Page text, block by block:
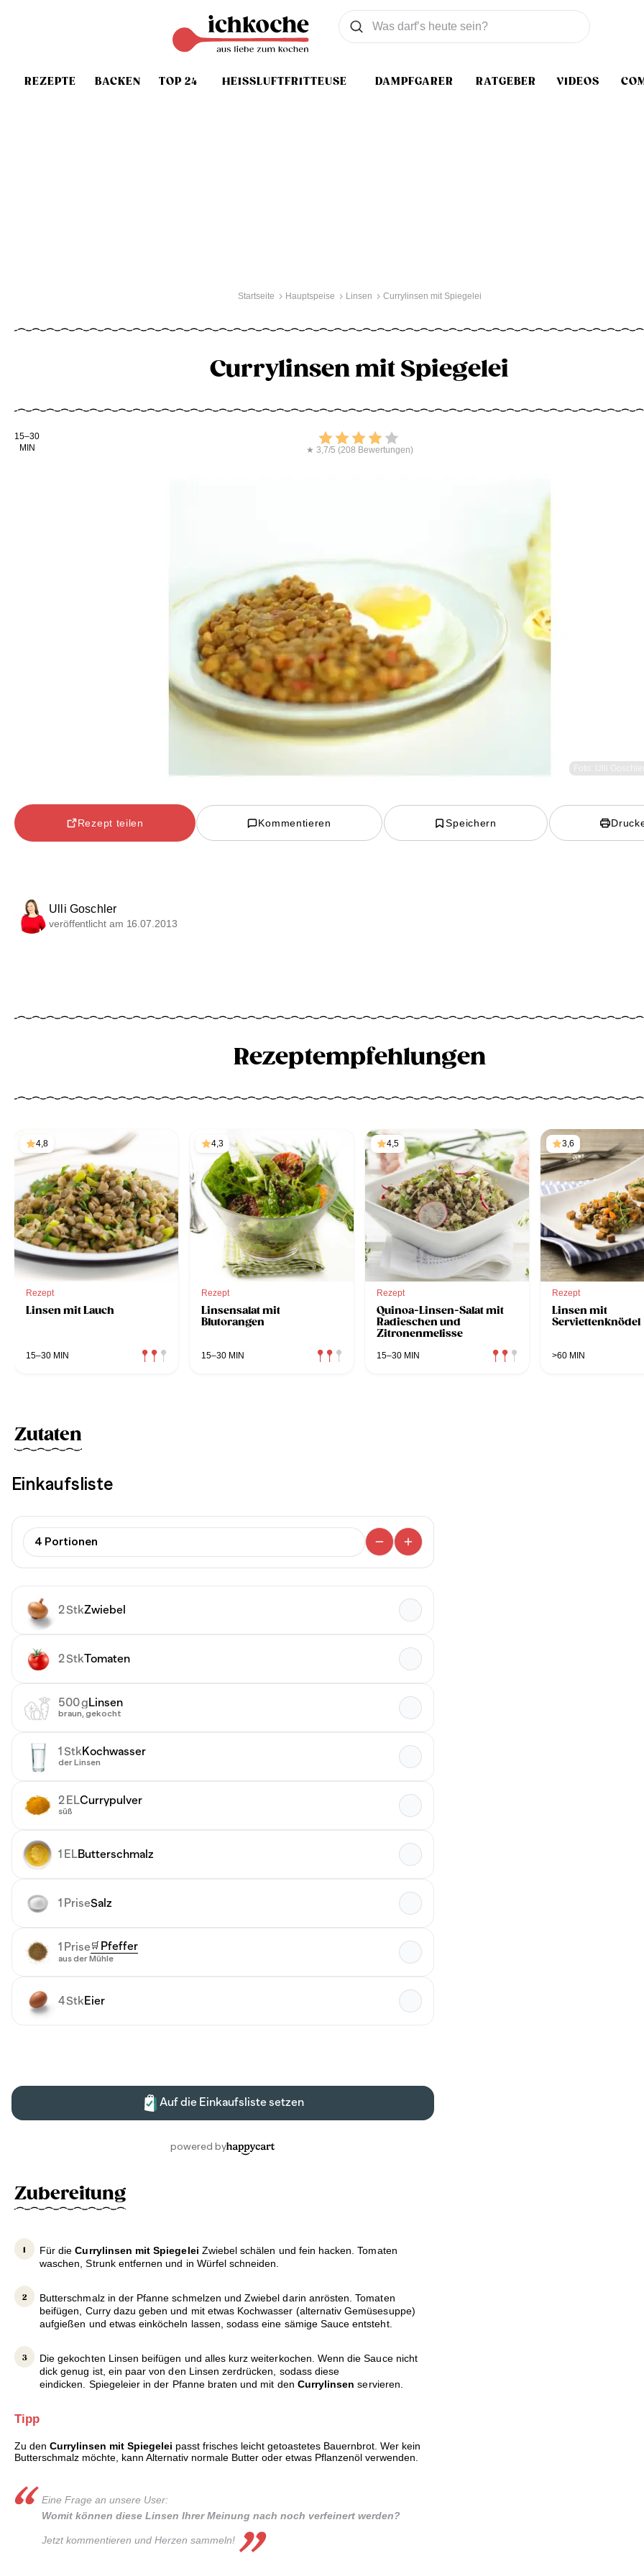
REZEPTE BACKEN TOP 24 HEISSLUFTFRITTEUSE DAMPFGARER RATGEBER VIDEOS
Was wollen Sie suchen
Suchen
Startseite Hauptspeise Linsen Currylinsen mit Spiegelei
Currylinsen mit Spiegelei
Kochdauer
15–30
MIN
Bewerten
★ 3,7/5 (208 Bewertungen)
Rezept teilen Kommentieren Speichern
Ulli Goschler
veröffentlicht am 16.07.2013
Rezeptempfehlungen
4,8
Rezept
Linsen mit Lauch
15–30 MIN
4,3
Rezept
Linsensalat mit
Blutorangen
15–30 MIN
4,5
Rezept
Quinoa-Linsen-Salat mit
Radieschen und
Zitronenmelisse
15–30 MIN
3,6
Rezept
Linsen mit
Serviettenknödel
>60 MIN
Zutaten
Zubereitung
Für dieCurrylinsen mit Spiegelei Zwiebel schälen und fein hacken. Tomaten
waschen, Strunk entfernen und in Würfel schneiden.
Butterschmalz in der Pfanne schmelzen und Zwiebel darin anrösten. Tomaten
beifügen, Curry dazu geben und mit etwas Kochwasser (alternativ Gemüsesuppe)
aufgießen und etwas einköcheln lassen, sodass eine sämige Sauce entsteht.
Die gekochten Linsen beifügen und alles kurz weiterkochen. Wenn die Sauce nicht
dick genug ist, ein paar von den Linsen zerdrücken, sodass diese
eindicken. Spiegeleier in der Pfanne braten und mit den Currylinsen servieren.
Tipp
Zu den Currylinsen mit Spiegelei passt frisches leicht getoastetes Bauernbrot. Wer kein
Butterschmalz möchte, kann Alternativ normale Butter oder etwas Pflanzenöl verwenden.
Eine Frage an unsere User:
Womit können diese Linsen Ihrer Meinung nach noch verfeinert werden?
Jetzt kommentieren und Herzen sammeln!